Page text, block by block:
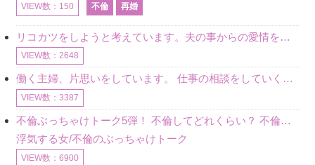
VIEW数：150 不倫 再婚
リコカツをしようと考えています。夫の事からの愛情を全く感じません。子供がいるので、子供が成長するまではと我慢しています。 まず、お金が必要だと考え、仕事の量も増やしました。ところが、夫は働かず、結局は
VIEW数：2648
働く主婦、片思いをしています。 仕事の相談をしていくうちに、彼のことを好きになりました。私には夫も子供もいます。不倫をしているわけでもなく、もちろん、この気持ちは誰にも話していません。 ラインをする関
VIEW数：3387
不倫ぶっちゃけトーク5弾！ 不倫してどれくらい？ 不倫のあれこれを、なんでもどうぞ♪♪
浮気する女/不倫のぶっちゃけトーク
VIEW数：6900